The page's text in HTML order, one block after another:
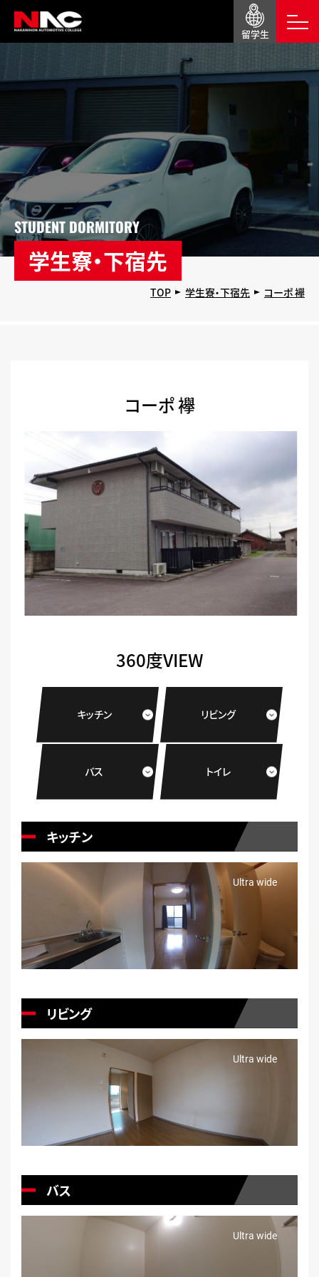
留学生
STUDENT DORMITORY
学生寮・下宿先
TOP 学生寮・下宿先 コーポ 襷
コーポ 襷
360度VIEW
キッチン リビング
バス トイレ
キッチン
リビング
バス